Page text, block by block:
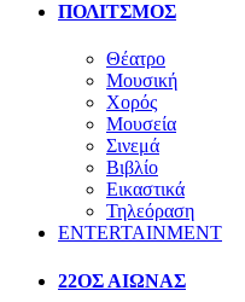
ΠΟΛΙΤΣΜΟΣ
Θέατρο
Μουσική
Χορός
Μουσεία
Σινεμά
Βιβλίο
Εικαστικά
Τηλεόραση
ENTERTAINMENT
22ΟΣ ΑΙΩΝΑΣ